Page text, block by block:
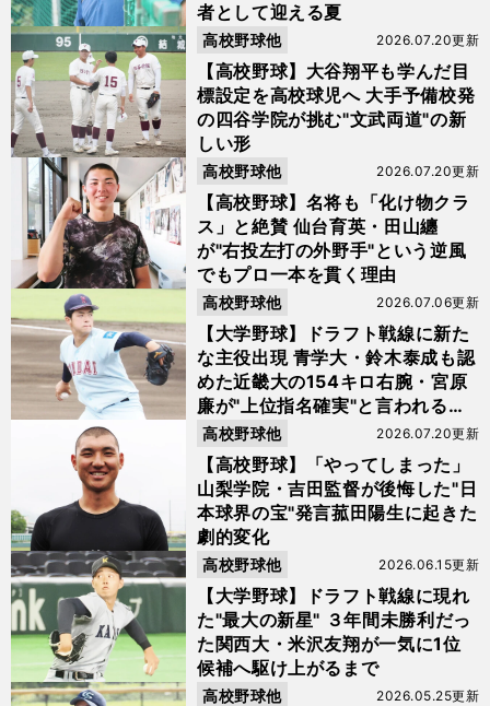
者として迎える夏
【高校野球】大谷翔平も学んだ目
標設定を高校球児へ 大手予備校発
の四谷学院が挑む"文武両道"の新
しい形
2026.07.20更新
高校野球他
【高校野球】名将も「化け物クラ
ス」と絶賛 仙台育英・田山纏
が"右投左打の外野手"という逆風
でもプロ一本を貫く理由
2026.07.20更新
高校野球他
【大学野球】ドラフト戦線に新た
な主役出現 青学大・鈴木泰成も認
めた近畿大の154キロ右腕・宮原
廉が"上位指名確実"と言われるワ
ケ
2026.07.06更新
高校野球他
【高校野球】「やってしまった」
山梨学院・吉田監督が後悔した"日
本球界の宝"発言菰田陽生に起きた
劇的変化
2026.07.20更新
高校野球他
【大学野球】ドラフト戦線に現れ
た"最大の新星" ３年間未勝利だっ
た関西大・米沢友翔が一気に1位
候補へ駆け上がるまで
2026.06.15更新
高校野球他
2026.05.25更新
高校野球他